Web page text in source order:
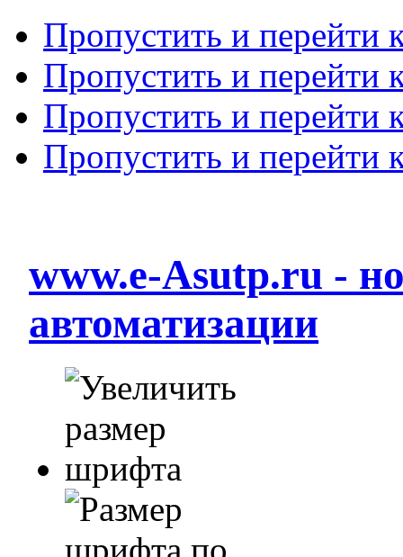
Пропустить и перейти
Пропустить и перейти
Пропустить и перейти
Пропустить и перейти
www.e-Asutp.ru -
автоматизации